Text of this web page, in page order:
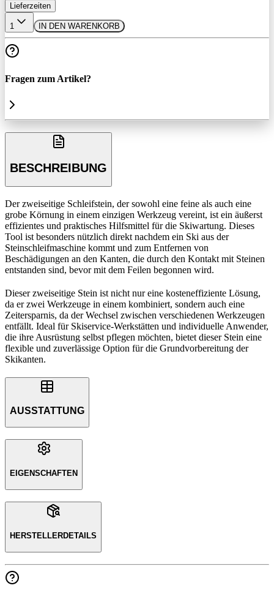
Lieferzeiten
1 IN DEN WARENKORB
Fragen zum Artikel?
BESCHREIBUNG
Der zweiseitige Schleifstein, der sowohl eine feine als auch eine
grobe Körnung in einem einzigen Werkzeug vereint, ist ein äußerst
effizientes und praktisches Hilfsmittel für die Skiwartung. Dieses
Tool ist besonders nützlich direkt nachdem ein Ski aus der
Steinschleifmaschine kommt und zum Entfernen von
Beschädigungen an den Kanten, die durch den Kontakt mit Steinen
entstanden sind, bevor mit dem Feilen begonnen wird.
Dieser zweiseitige Stein ist nicht nur eine kosteneffiziente Lösung,
da er zwei Werkzeuge in einem kombiniert, sondern auch eine
Zeitersparnis, da der Wechsel zwischen verschiedenen Werkzeugen
entfällt. Ideal für Skiservice-Werkstätten und individuelle Anwender,
die ihre Ausrüstung selbst pflegen möchten, bietet dieser Stein eine
flexible und zuverlässige Option für die Grundvorbereitung der
Skikanten.
AUSSTATTUNG
EIGENSCHAFTEN
HERSTELLERDETAILS